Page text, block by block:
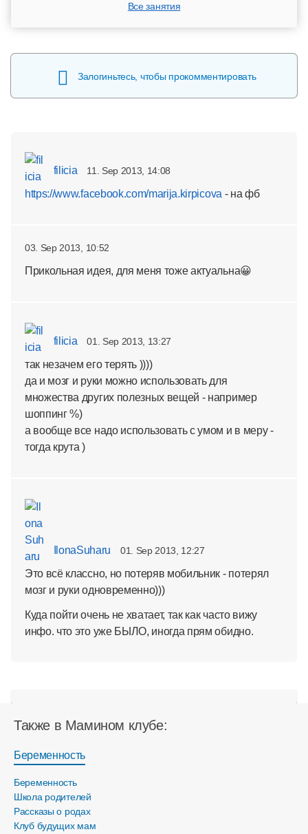
Все занятия
Залогиньтесь, чтобы прокомментировать
filicia 11. Sep 2013, 14:08
https://www.facebook.com/marija.kirpicova - на фб
03. Sep 2013, 10:52
Прикольная идея, для меня тоже актуальна😀
filicia 01. Sep 2013, 13:27
так незачем его терять ))))
да и мозг и руки можно использовать для
множества других полезных вещей - например
шоппинг %)
а вообще все надо использовать с умом и в меру -
тогда крута )
IlonaSuharu 01. Sep 2013, 12:27
Это всё классно, но потеряв мобильник - потерял
мозг и руки одновременно)))
Куда пойти очень не хватает, так как часто вижу
инфо. что это уже БЫЛО, иногда прям обидно.
Также в Мамином клубе:
Беременность
Беременность
Школа родителей
Рассказы о родах
Клуб будущих мам